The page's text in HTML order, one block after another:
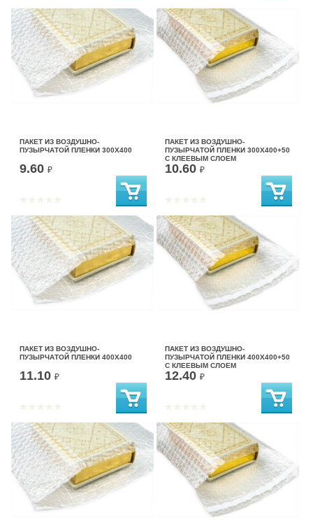
ПАКЕТ ИЗ ВОЗДУШНО-
ПУЗЫРЧАТОЙ ПЛЕНКИ 300Х400
9.60 ₽
ПАКЕТ ИЗ ВОЗДУШНО-
ПУЗЫРЧАТОЙ ПЛЕНКИ 300Х400+50
С КЛЕЕВЫМ СЛОЕМ
10.60 ₽
ПАКЕТ ИЗ ВОЗДУШНО-
ПУЗЫРЧАТОЙ ПЛЕНКИ 400Х400
11.10 ₽
ПАКЕТ ИЗ ВОЗДУШНО-
ПУЗЫРЧАТОЙ ПЛЕНКИ 400Х400+50
С КЛЕЕВЫМ СЛОЕМ
12.40 ₽